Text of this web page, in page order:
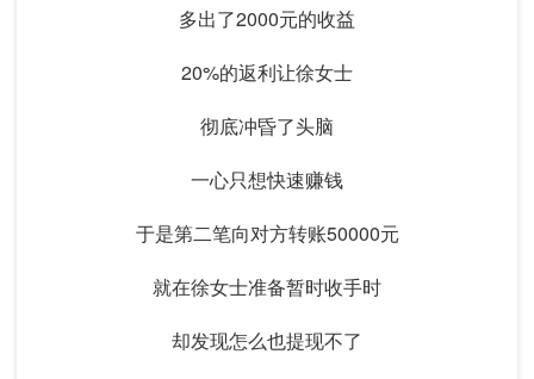
多出了2000元的收益
20%的返利让徐女士
彻底冲昏了头脑
一心只想快速赚钱
于是第二笔向对方转账50000元
就在徐女士准备暂时收手时
却发现怎么也提现不了